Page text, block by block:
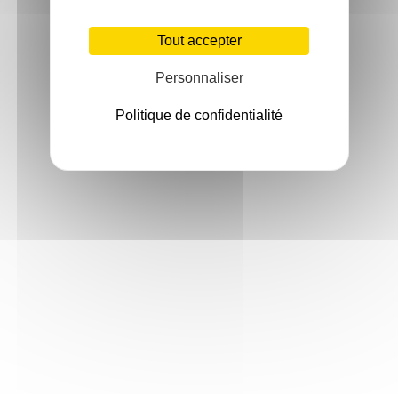
Tout accepter
Personnaliser
Politique de confidentialité